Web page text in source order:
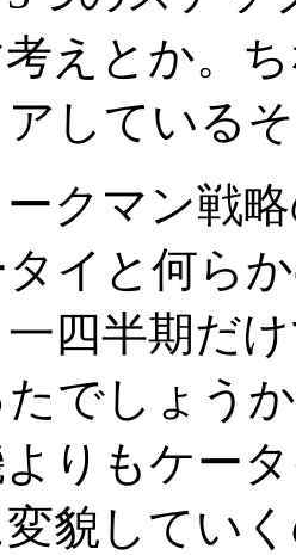
えとか。
している
クマン戦
イと何ら
四半期だ
でしょう
りもケー
変貌してい